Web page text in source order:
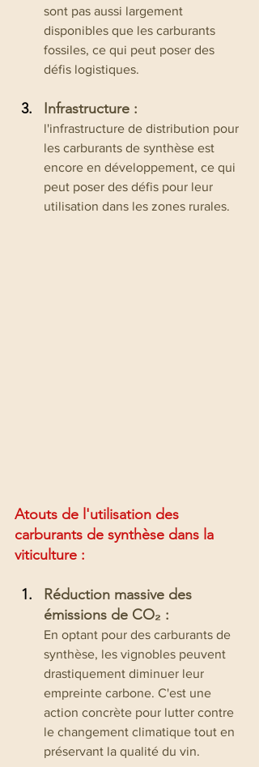
sont pas aussi largement
disponibles que les carburants
fossiles, ce qui peut poser des
défis logistiques.
Infrastructure :
l'infrastructure de distribution pour
les carburants de synthèse est
encore en développement, ce qui
peut poser des défis pour leur
utilisation dans les zones rurales.
Atouts de l'utilisation des
carburants de synthèse dans la
viticulture :
Réduction massive des
émissions de CO₂ :
En optant pour des carburants de
synthèse, les vignobles peuvent
drastiquement diminuer leur
empreinte carbone. C'est une
action concrète pour lutter contre
le changement climatique tout en
préservant la qualité du vin.